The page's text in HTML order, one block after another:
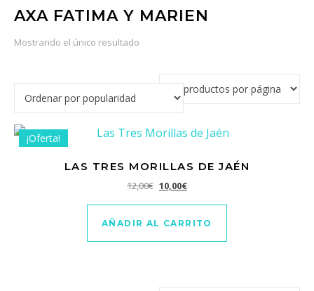
AXA FATIMA Y MARIEN
Mostrando el único resultado
¡Oferta!
LAS TRES MORILLAS DE JAÉN
12,00€ El precio original era: 12,00€.
10,00€El precio actual es: 10,00€.
AÑADIR AL CARRITO